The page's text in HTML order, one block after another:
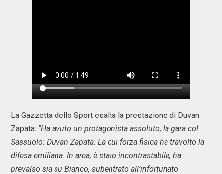
La Gazzetta dello Sport esalta la prestazione di Duvan
Zapata: "Ha avuto un protagonista assoluto, la gara col
Sassuolo: Duvan Zapata. La cui forza fisica ha travolto la
difesa emiliana. In area, è stato incontrastabile, ha
prevalso sia su Bianco, subentrato all’infortunato